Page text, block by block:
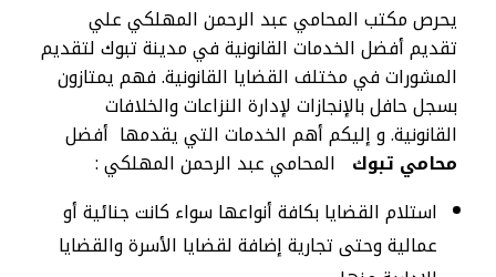
يحرص مكتب المحامي عبد الرحمن المهلكي علي
تقديم أفضل الخدمات القانونية في مدينة تبوك لتقديم
المشورات في مختلف القضايا القانونية. فهم يمتازون
بسجل حافل بالإنجازات لإدارة النزاعات والخلافات
القانونية. و إليكم أهم الخدمات التي يقدمها أفضل
محامي تبوك المحامي عبد الرحمن المهلكي :
استلام القضايا بكافة أنواعها سواء كانت جنائية أو
عمالية وحتى تجارية إضافة لقضايا الأسرة والقضايا